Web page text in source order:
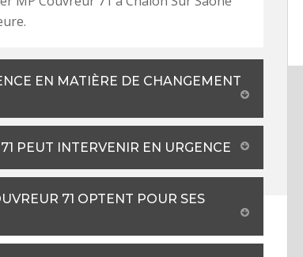
EN MATIÈRE DE CHANGEMENT
PEUT INTERVENIR EN URGENCE
71 OPTENT POUR SES